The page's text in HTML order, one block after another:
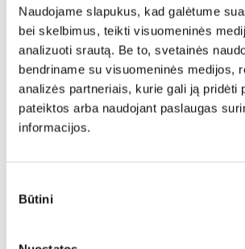
Naudojame slapukus, kad galėtume
bei skelbimus, teikti visuomeninės
analizuoti srautą. Be to, svetainės
bendriname su visuomeninės medijos,
analizės partneriais, kurie gali ją pridėti
pateiktos arba naudojant paslaugas
informacijos.
pasirinkimas
Būtini
0.5€
Į krepšelį